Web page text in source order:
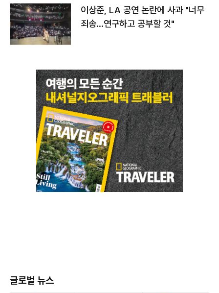
이상준, LA 공연 논란에 사과 "너무
죄송…연구하고 공부할 것"
글로벌 뉴스